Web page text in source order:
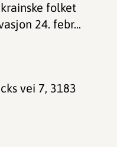
folket
24. febr...
vei 7, 3183